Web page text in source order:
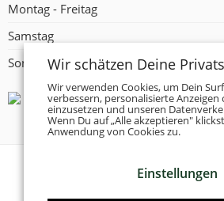
Montag - Freitag
Samstag
Sonntag
Tanzschuhe Otto
Wir schätzen Deine
Wir verwenden Cookies, um Dein
verbessern, personalisierte
einzusetzen und unseren
Wenn Du auf „Alle akzeptieren"
Anwendung von Cookies zu.
Einstellungen